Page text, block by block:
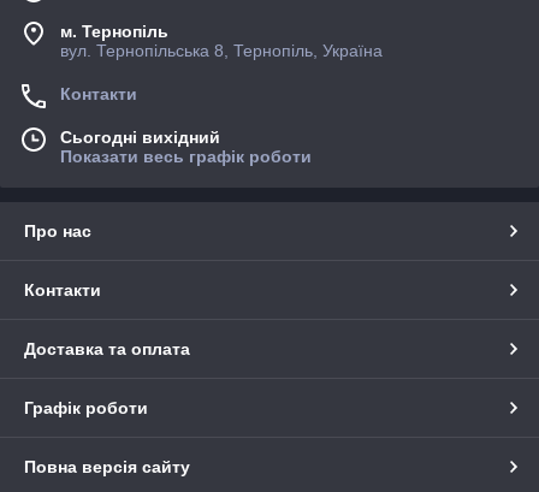
м. Тернопіль
вул. Тернопільська 8, Тернопіль, Україна
Контакти
Сьогодні вихідний
Показати весь графік роботи
Про нас
Контакти
Доставка та оплата
Графік роботи
Повна версія сайту